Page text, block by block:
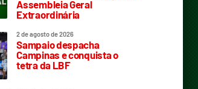
Assembleia Geral
Extraordinária
2 de agosto de 2026
Sampaio despacha
Campinas e conquista o
tetra da LBF